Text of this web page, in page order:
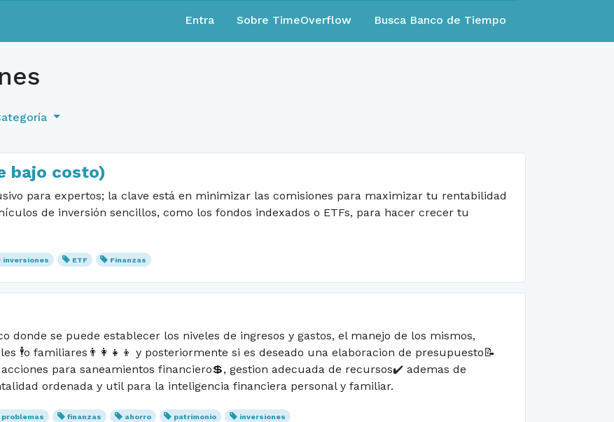
Entra Sobre TimeOverflow Busca Banco de Tiempo
bajo costo)
para expertos; la clave está en minimizar las comisiones para maximizar tu rentabilidad
de inversión sencillos, como los fondos indexados o ETFs, para hacer crecer tu
inversiones ETF Finanzas
donde se puede establecer los niveles de ingresos y gastos, el manejo de los mismos,
🕴️o familiares👨‍👩‍👧‍👦 y posteriormente si es deseado una elaboracion de presupuesto📝
para saneamientos financiero💲, gestion adecuada de recursos✔️ ademas de
ordenada y util para la inteligencia financiera personal y familiar.
finanzas ahorro patrimonio inversiones